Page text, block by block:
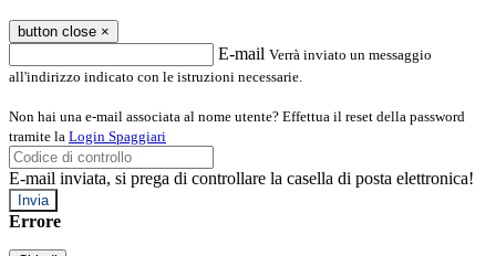
button close ×
E-mail Verrà inviato un messaggio
all'indirizzo indicato con le istruzioni necessarie.
Non hai una e-mail associata al nome utente? Effettua il reset della password
tramite la Login Spaggiari
E-mail inviata, si prega di controllare la casella di posta elettronica!
Errore